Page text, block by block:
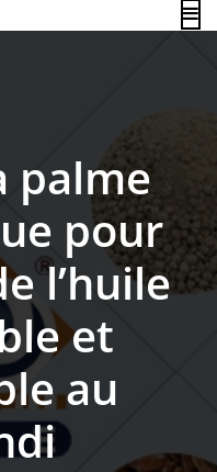
palme
pour
l’huile
et
au